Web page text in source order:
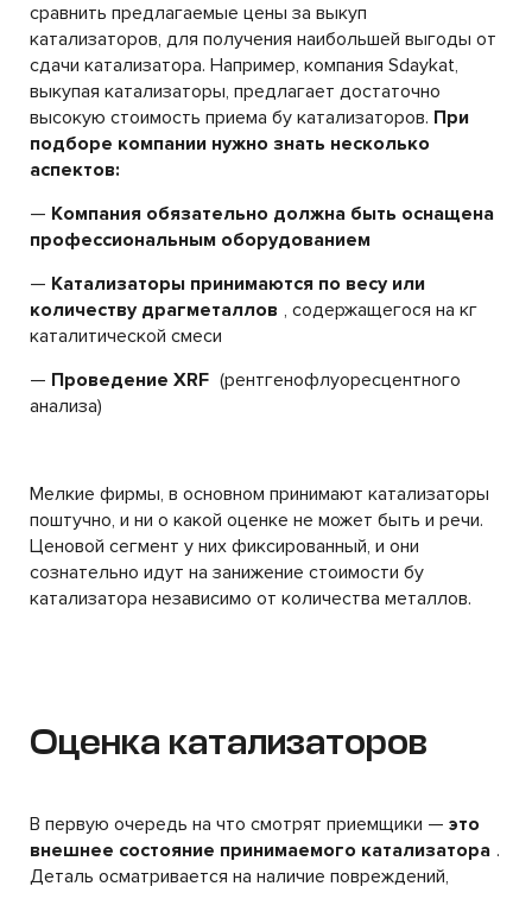
сравнить предлагаемые цены за выкуп
катализаторов, для получения наибольшей выгоды от
сдачи катализатора. Например, компания Sdaykat,
выкупая катализаторы, предлагает достаточно
высокую стоимость приема бу катализаторов. При
подборе компании нужно знать несколько
аспектов:
— Компания обязательно должна быть оснащена
профессиональным оборудованием
— Катализаторы принимаются по весу или
количеству драгметаллов , содержащегося на кг
каталитической смеси
— Проведение XRF (рентгенофлуоресцентного
анализа)
Мелкие фирмы, в основном принимают катализаторы
поштучно, и ни о какой оценке не может быть и речи.
Ценовой сегмент у них фиксированный, и они
сознательно идут на занижение стоимости бу
катализатора независимо от количества металлов.
Оценка катализаторов
В первую очередь на что смотрят приемщики — это
внешнее состояние принимаемого катализатора .
Деталь осматривается на наличие повреждений,